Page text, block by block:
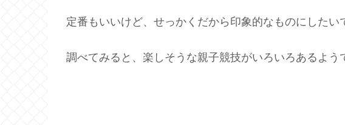
定番もいいけど、せっかくだから印象的なものにしたい
調べてみると、楽しそうな親子競技がいろいろあるよう